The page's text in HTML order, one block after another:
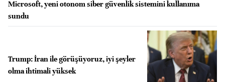
Microsoft, yeni otonom siber güvenlik sistemini kullanıma
sundu
Trump: İran ile görüşüyoruz, iyi şeyler
olma ihtimali yüksek